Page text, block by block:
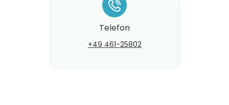
*
Telefon
+49 461-25802